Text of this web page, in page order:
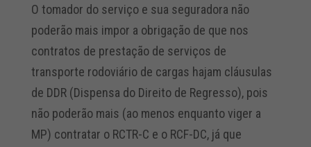
O tomador do serviço e sua seguradora não
poderão mais impor a obrigação de que nos
contratos de prestação de serviços de
transporte rodoviário de cargas hajam cláusulas
de DDR (Dispensa do Direito de Regresso), pois
não poderão mais (ao menos enquanto viger a
MP) contratar o RCTR-C e o RCF-DC, já que